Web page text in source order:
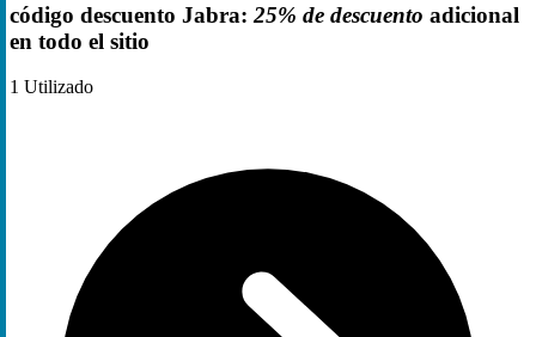
código descuento Jabra: 25% de descuento adicional
en todo el sitio
1 Utilizado